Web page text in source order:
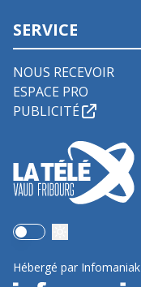
SERVICE
NOUS RECEVOIR
ESPACE PRO
PUBLICITÉ
Use setting
Hébergé par Infomaniak